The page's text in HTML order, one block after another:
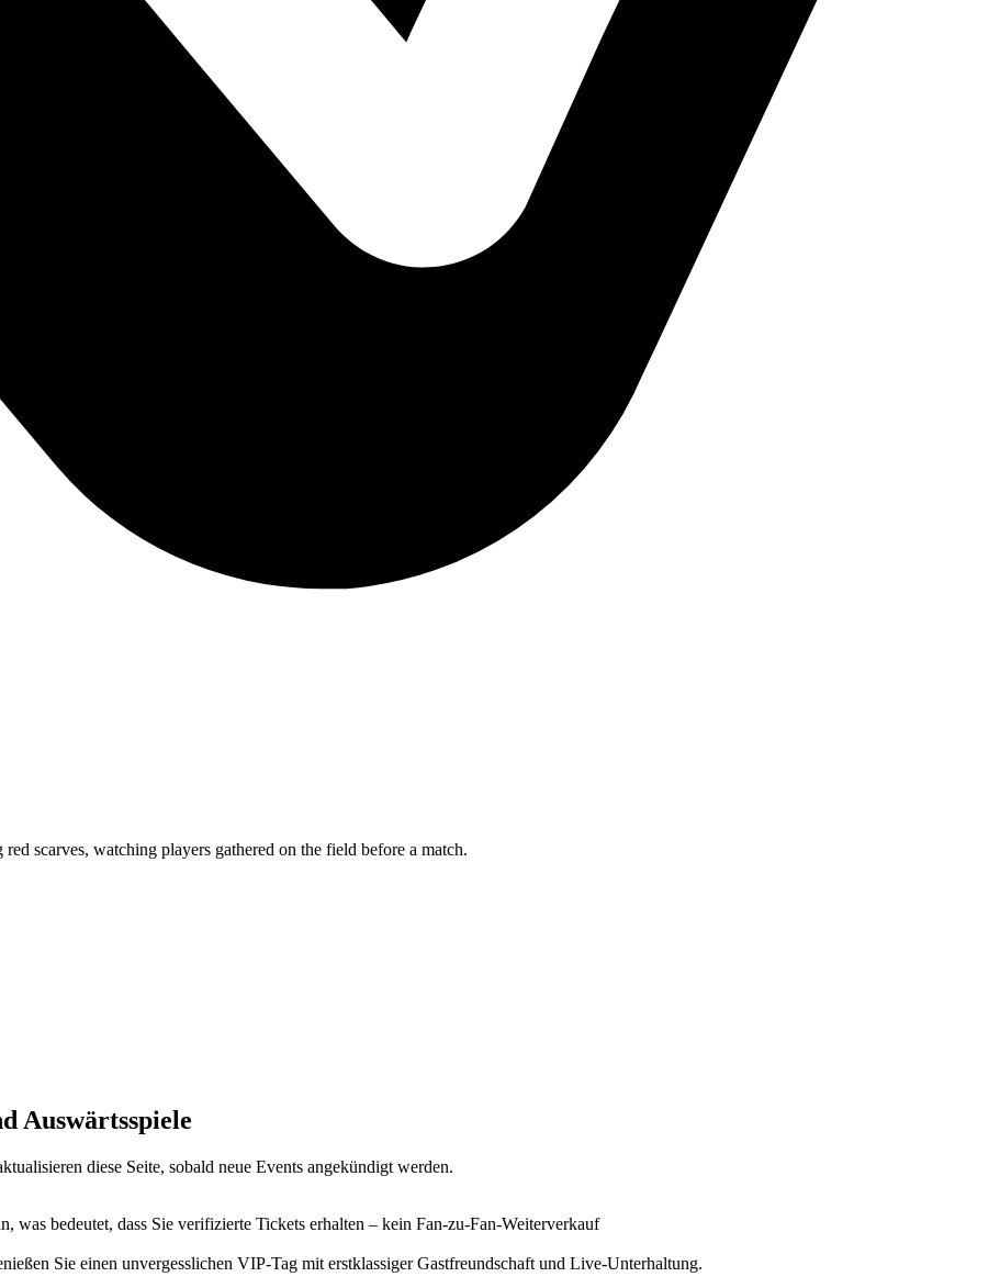
Auswärtsspiele
diese Seite, sobald neue Events angekündigt werden.
was bedeutet, dass Sie verifizierte Tickets erhalten – kein Fan-zu-Fan-Weiterverkauf
Sie einen unvergesslichen VIP-Tag mit erstklassiger Gastfreundschaft und Live-Unterhaltung.